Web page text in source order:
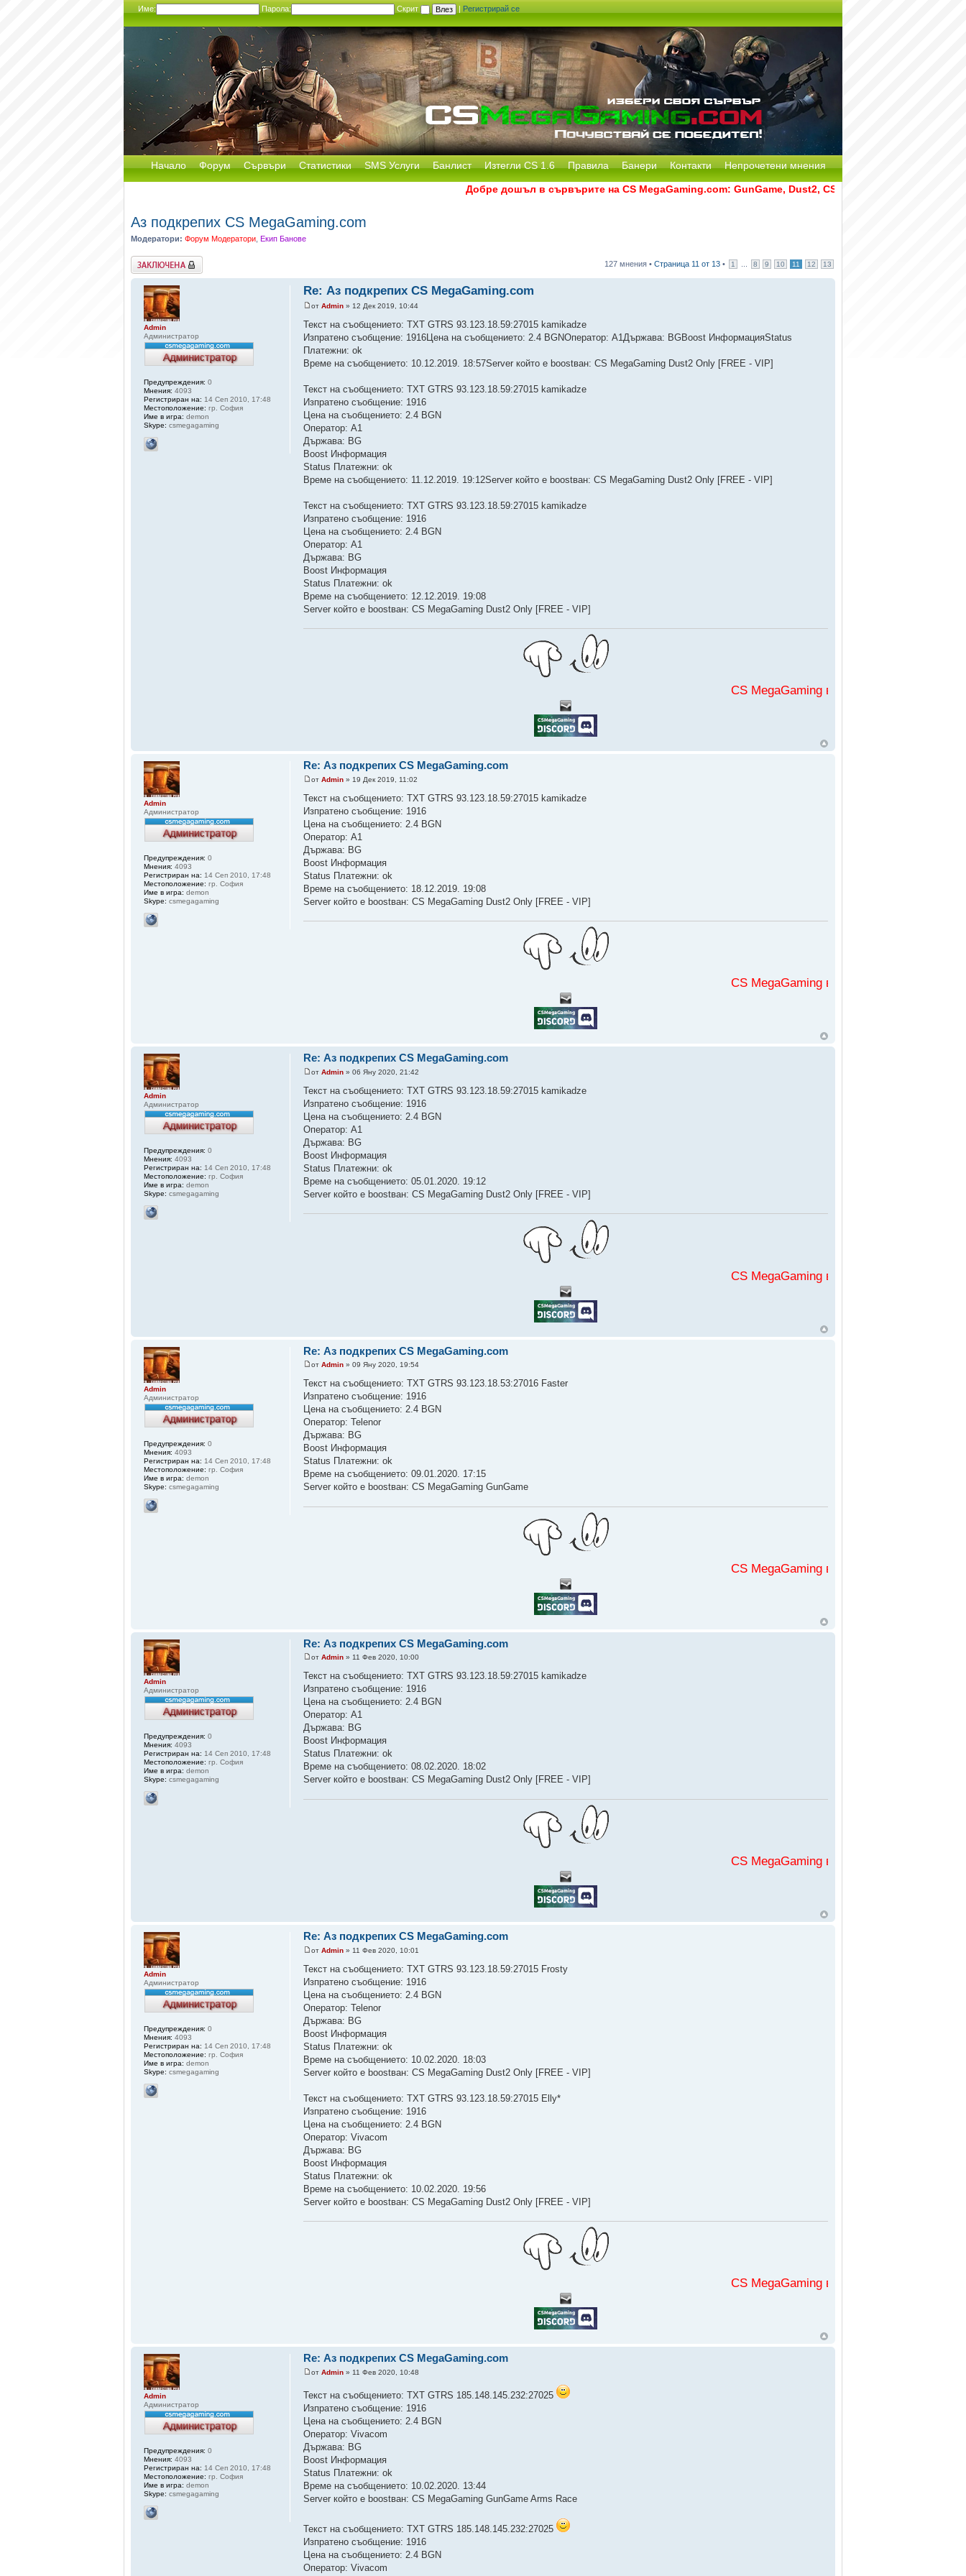
Име: Парола: Скрит | Регистрирай се
Начало Форум Сървъри Статистики SMS Услуги Банлист Изтегли CS 1.6 Правила Банери Контакти Непрочетени мнения
Добре дошъл в сървърите на CS MegaGaming.com: GunGame, Dust2, CS:GO Remake [Multi-Mod] и
Аз подкрепих CS MegaGaming.com
Модератори: Форум Модератори Екип Банове
Заключена 127 мнения • Страница 11 от 13 • 1 8 9 10 11 12 13
Re: Аз подкрепих CS MegaGaming.com
отAdmin » 12 Дек 2019, 10:44
Текст на съобщението: TXT GTRS 93.123.18.59:27015 kamikadze
Изпратено съобщение: 1916Цена на съобщението: 2.4 BGNОператор: A1Държава: BGBoost ИнформацияStatus
Платежни: ok
Време на съобщението: 10.12.2019. 18:57Server който е boostван: CS MegaGaming Dust2 Only [FREE - VIP]
Текст на съобщението: TXT GTRS 93.123.18.59:27015 kamikadze
Изпратено съобщение: 1916
Цена на съобщението: 2.4 BGN
Оператор: A1
Държава: BG
Boost Информация
Status Платежни: ok
Време на съобщението: 11.12.2019. 19:12Server който е boostван: CS MegaGaming Dust2 Only [FREE - VIP]
Текст на съобщението: TXT GTRS 93.123.18.59:27015 kamikadze
Изпратено съобщение: 1916
Цена на съобщението: 2.4 BGN
Оператор: A1
Държава: BG
Boost Информация
Status Платежни: ok
Време на съобщението: 12.12.2019. 19:08
Server който е boostван: CS MegaGaming Dust2 Only [FREE - VIP]
CS MegaGaming във
Admin
Администратор
Предупреждения: 0
Мнения: 4093
Регистриран на: 14 Сеп 2010, 17:48
Местоположение: гр. София
Име в игра: demon
Skype: csmegagaming
Re: Аз подкрепих CS MegaGaming.com
отAdmin » 19 Дек 2019, 11:02
Текст на съобщението: TXT GTRS 93.123.18.59:27015 kamikadze
Изпратено съобщение: 1916
Цена на съобщението: 2.4 BGN
Оператор: A1
Държава: BG
Boost Информация
Status Платежни: ok
Време на съобщението: 18.12.2019. 19:08
Server който е boostван: CS MegaGaming Dust2 Only [FREE - VIP]
CS MegaGaming във
Admin
Администратор
Предупреждения: 0
Мнения: 4093
Регистриран на: 14 Сеп 2010, 17:48
Местоположение: гр. София
Име в игра: demon
Skype: csmegagaming
Re: Аз подкрепих CS MegaGaming.com
отAdmin » 06 Яну 2020, 21:42
Текст на съобщението: TXT GTRS 93.123.18.59:27015 kamikadze
Изпратено съобщение: 1916
Цена на съобщението: 2.4 BGN
Оператор: A1
Държава: BG
Boost Информация
Status Платежни: ok
Време на съобщението: 05.01.2020. 19:12
Server който е boostван: CS MegaGaming Dust2 Only [FREE - VIP]
CS MegaGaming във
Admin
Администратор
Предупреждения: 0
Мнения: 4093
Регистриран на: 14 Сеп 2010, 17:48
Местоположение: гр. София
Име в игра: demon
Skype: csmegagaming
Re: Аз подкрепих CS MegaGaming.com
отAdmin » 09 Яну 2020, 19:54
Текст на съобщението: TXT GTRS 93.123.18.53:27016 Faster
Изпратено съобщение: 1916
Цена на съобщението: 2.4 BGN
Оператор: Telenor
Държава: BG
Boost Информация
Status Платежни: ok
Време на съобщението: 09.01.2020. 17:15
Server който е boostван: CS MegaGaming GunGame
CS MegaGaming във
Admin
Администратор
Предупреждения: 0
Мнения: 4093
Регистриран на: 14 Сеп 2010, 17:48
Местоположение: гр. София
Име в игра: demon
Skype: csmegagaming
Re: Аз подкрепих CS MegaGaming.com
отAdmin » 11 Фев 2020, 10:00
Текст на съобщението: TXT GTRS 93.123.18.59:27015 kamikadze
Изпратено съобщение: 1916
Цена на съобщението: 2.4 BGN
Оператор: A1
Държава: BG
Boost Информация
Status Платежни: ok
Време на съобщението: 08.02.2020. 18:02
Server който е boostван: CS MegaGaming Dust2 Only [FREE - VIP]
CS MegaGaming във
Admin
Администратор
Предупреждения: 0
Мнения: 4093
Регистриран на: 14 Сеп 2010, 17:48
Местоположение: гр. София
Име в игра: demon
Skype: csmegagaming
Re: Аз подкрепих CS MegaGaming.com
отAdmin » 11 Фев 2020, 10:01
Текст на съобщението: TXT GTRS 93.123.18.59:27015 Frosty
Изпратено съобщение: 1916
Цена на съобщението: 2.4 BGN
Оператор: Telenor
Държава: BG
Boost Информация
Status Платежни: ok
Време на съобщението: 10.02.2020. 18:03
Server който е boostван: CS MegaGaming Dust2 Only [FREE - VIP]
Текст на съобщението: TXT GTRS 93.123.18.59:27015 Elly*
Изпратено съобщение: 1916
Цена на съобщението: 2.4 BGN
Оператор: Vivacom
Държава: BG
Boost Информация
Status Платежни: ok
Време на съобщението: 10.02.2020. 19:56
Server който е boostван: CS MegaGaming Dust2 Only [FREE - VIP]
CS MegaGaming във
Admin
Администратор
Предупреждения: 0
Мнения: 4093
Регистриран на: 14 Сеп 2010, 17:48
Местоположение: гр. София
Име в игра: demon
Skype: csmegagaming
Re: Аз подкрепих CS MegaGaming.com
отAdmin » 11 Фев 2020, 10:48
Текст на съобщението: TXT GTRS 185.148.145.232:27025
Изпратено съобщение: 1916
Цена на съобщението: 2.4 BGN
Оператор: Vivacom
Държава: BG
Boost Информация
Status Платежни: ok
Време на съобщението: 10.02.2020. 13:44
Server който е boostван: CS MegaGaming GunGame Arms Race
Текст на съобщението: TXT GTRS 185.148.145.232:27025
Изпратено съобщение: 1916
Цена на съобщението: 2.4 BGN
Оператор: Vivacom
Admin
Администратор
Предупреждения: 0
Мнения: 4093
Регистриран на: 14 Сеп 2010, 17:48
Местоположение: гр. София
Име в игра: demon
Skype: csmegagaming